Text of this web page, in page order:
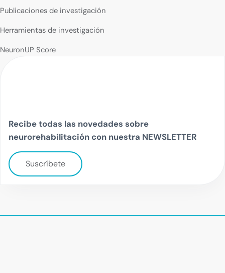
Publicaciones de investigación
Herramientas de investigación
NeuronUP Score
Recibe todas las novedades sobre
neurorehabilitación con nuestra NEWSLETTER
Suscríbete